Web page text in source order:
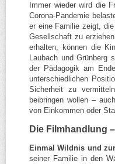
Immer wieder wird die
Corona-​Pandemie
er eine Familie zeigt,
Gesellschaft zu
erhalten, können die
Laubach und Grünberg
der Pädagogik am
unterschiedlichen
Sicherheit zu
beibringen wollen –
von Einkommen oder
Die Filmhandlung
Einmal Wildnis und
seiner Familie in den